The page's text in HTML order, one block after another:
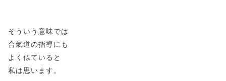
そういう意味では
合氣道の指導にも
よく似ていると
私は思います。